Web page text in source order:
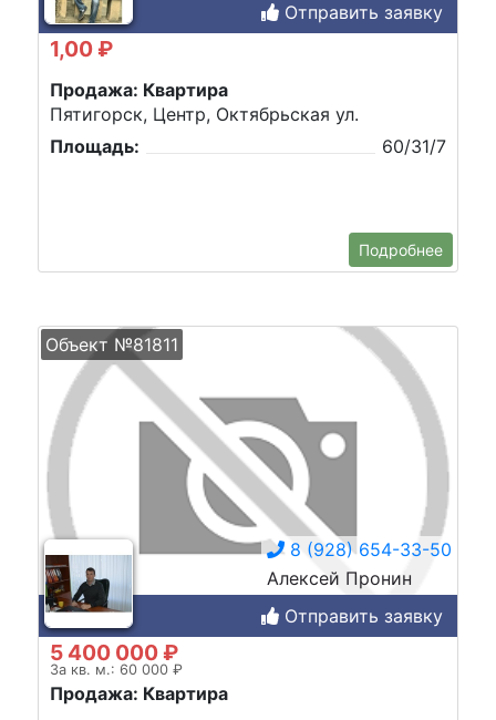
Отправить заявку
1,00 ₽
Продажа: Квартира
Пятигорск, Центр, Октябрьская ул.
Площадь:
60/31/7
Подробнее
Объект №81811
8 (928) 654-33-50
Алексей Пронин
Отправить заявку
5 400 000 ₽
За кв. м.: 60 000 ₽
Продажа: Квартира